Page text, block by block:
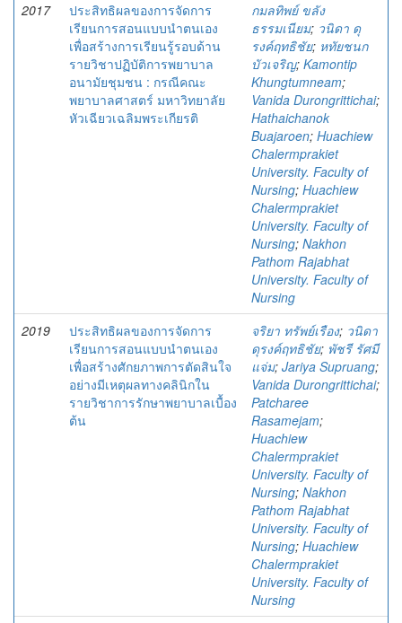
2017
ประสิทธิผลของการจัดการ
เรียนการสอนแบบนำตนเอง
เพื่อสร้างการเรียนรู้รอบด้าน
รายวิชาปฏิบัติการพยาบาล
อนามัยชุมชน : กรณีคณะ
พยาบาลศาสตร์ มหาวิทยาลัย
หัวเฉียวเฉลิมพระเกียรติ
กมลทิพย์ ขลัง
ธรรมเนียม; วนิดา ดุ
รงค์ฤทธิชัย; หทัยชนก
บัวเจริญ; Kamontip
Khungtumneam;
Vanida Durongrittichai;
Hathaichanok
Buajaroen; Huachiew
Chalermprakiet
University. Faculty of
Nursing; Huachiew
Chalermprakiet
University. Faculty of
Nursing; Nakhon
Pathom Rajabhat
University. Faculty of
Nursing
2019
ประสิทธิผลของการจัดการ
เรียนการสอนแบบนำตนเอง
เพื่อสร้างศักยภาพการตัดสินใจ
อย่างมีเหตุผลทางคลินิกใน
รายวิชาการรักษาพยาบาลเบื้อง
ต้น
จริยา ทรัพย์เรือง; วนิดา
ดุรงค์ฤทธิชัย; พัชรี รัศมี
แจ่ม; Jariya Supruang;
Vanida Durongrittichai;
Patcharee
Rasamejam;
Huachiew
Chalermprakiet
University. Faculty of
Nursing; Nakhon
Pathom Rajabhat
University. Faculty of
Nursing; Huachiew
Chalermprakiet
University. Faculty of
Nursing